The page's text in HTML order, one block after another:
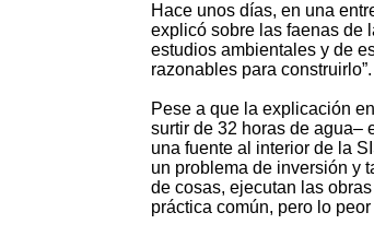
Hace unos días, en una
explicó sobre las faenas de
estudios ambientales y de
razonables para construirlo”.
Pese a que la explicación
surtir de 32 horas de agua–
una fuente al interior de la
un problema de inversión y
de cosas, ejecutan las
práctica común, pero lo